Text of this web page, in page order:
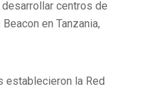
centros de
en Tanzania,
establecieron la Red